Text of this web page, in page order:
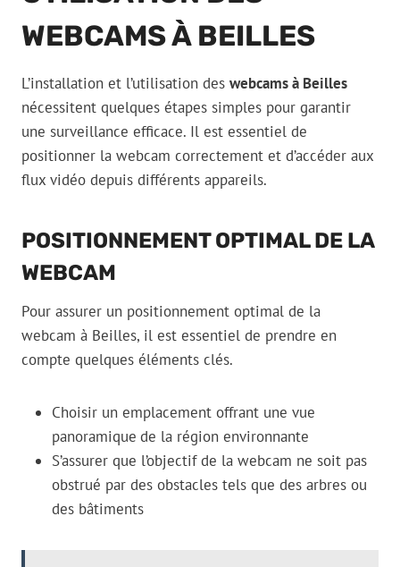
WEBCAMS À BEILLES
L’installation et l’utilisation des webcams à Beilles
nécessitent quelques étapes simples pour garantir
une surveillance efficace. Il est essentiel de
positionner la webcam correctement et d’accéder aux
flux vidéo depuis différents appareils.
POSITIONNEMENT OPTIMAL DE LA
WEBCAM
Pour assurer un positionnement optimal de la
webcam à Beilles, il est essentiel de prendre en
compte quelques éléments clés.
Choisir un emplacement offrant une vue
panoramique de la région environnante
S’assurer que l’objectif de la webcam ne soit pas
obstrué par des obstacles tels que des arbres ou
des bâtiments